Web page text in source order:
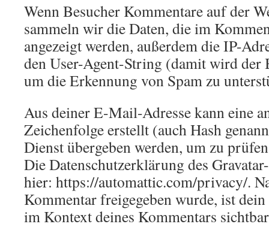
Wenn Besucher Kommentare auf der
sammeln wir die Daten, die im
angezeigt werden, außerdem die IP-
den User-Agent-String (damit wird
um die Erkennung von Spam zu
Aus deiner E-Mail-Adresse kann eine
Zeichenfolge erstellt (auch Hash
Dienst übergeben werden, um zu
Die Datenschutzerklärung des
hier: https://automattic.com/privacy/.
Kommentar freigegeben wurde, ist
im Kontext deines Kommentars